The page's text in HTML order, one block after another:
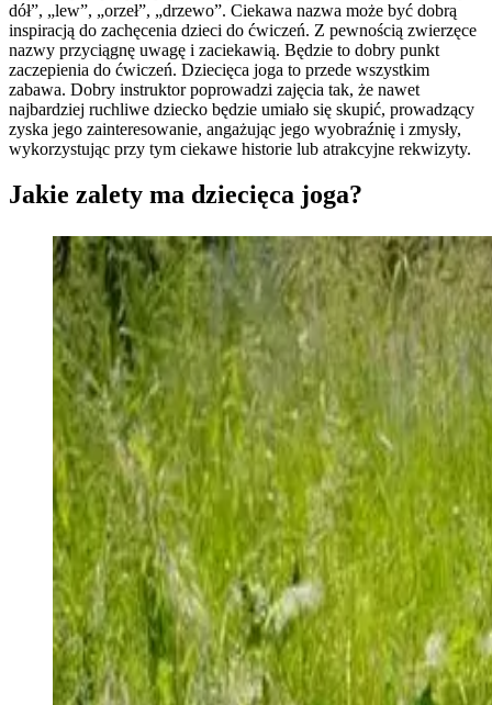
dół”, „lew”, „orzeł”, „drzewo”. Ciekawa nazwa może być dobrą
inspiracją do zachęcenia dzieci do ćwiczeń. Z pewnością zwierzęce
nazwy przyciągnę uwagę i zaciekawią. Będzie to dobry punkt
zaczepienia do ćwiczeń. Dziecięca joga to przede wszystkim
zabawa. Dobry instruktor poprowadzi zajęcia tak, że nawet
najbardziej ruchliwe dziecko będzie umiało się skupić, prowadzący
zyska jego zainteresowanie, angażując jego wyobraźnię i zmysły,
wykorzystując przy tym ciekawe historie lub atrakcyjne rekwizyty.
Jakie zalety ma dziecięca joga?